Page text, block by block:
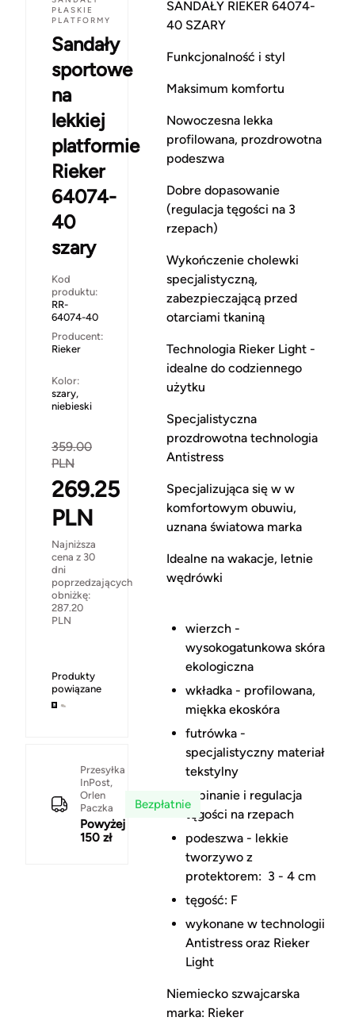
PŁASKIE
PLATFORMY
Sandały
sportowe
na
lekkiej
platformie
Rieker
64074-
40
szary
Kod
produktu:
RR-
64074-40
Producent:
Rieker
Kolor:
szary,
niebieski
359.00
PLN
269.25
PLN
Najniższa
cena z 30
dni
poprzedzających
obniżkę:
287.20
PLN
Produkty
powiązane
Przesyłka
InPost,
Orlen
Paczka
Powyżej
150 zł
Bezpłatnie
SANDAŁY RIEKER 64074-
40 SZARY
Funkcjonalność i styl
Maksimum komfortu
Nowoczesna lekka
profilowana, prozdrowotna
podeszwa
Dobre dopasowanie
(regulacja tęgości na 3
rzepach)
Wykończenie cholewki
specjalistyczną,
zabezpieczającą przed
otarciami tkaniną
Technologia Rieker Light -
idealne do codziennego
użytku
Specjalistyczna
prozdrowotna technologia
Antistress
Specjalizująca się w w
komfortowym obuwiu,
uznana światowa marka
Idealne na wakacje, letnie
wędrówki
wierzch -
wysokogatunkowa skóra
ekologiczna
wkładka - profilowana,
miękka ekoskóra
futrówka -
specjalistyczny materiał
tekstylny
zapinanie i regulacja
tęgości na rzepach
podeszwa - lekkie
tworzywo z
protektorem: 3 - 4 cm
tęgość: F
wykonane w technologii
Antistress oraz Rieker
Light
Niemiecko szwajcarska
marka: Rieker